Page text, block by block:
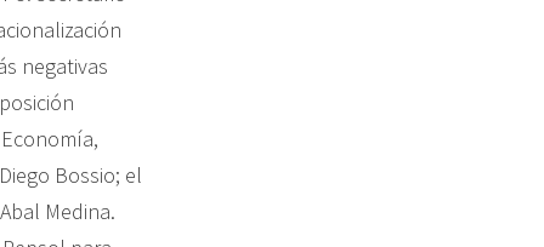
negativas
Bossio; el
Medina.